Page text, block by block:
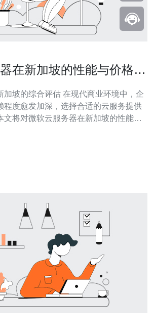
在新加坡的性能与价格分
加坡的综合评估 在现代商业环境中，企
程度愈发加深，选择合适的云服务提供
文将对微软云服务器在新加坡的性能与
1. 性能优势：微软云服务器在新加坡